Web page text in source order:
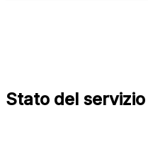
Stato del